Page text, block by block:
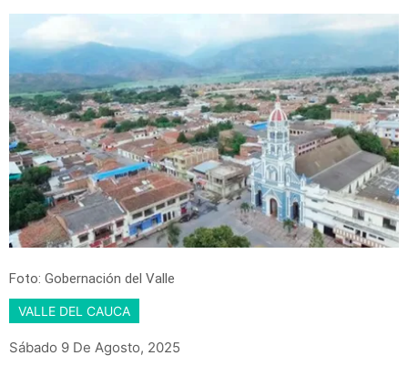
Foto: Gobernación del Valle
VALLE DEL CAUCA
Sábado 9 De Agosto, 2025